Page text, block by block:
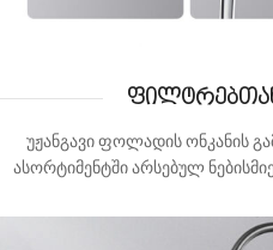
უჟანგავი ფოლადის ონკანის
ასორტიმენტში არსებულ